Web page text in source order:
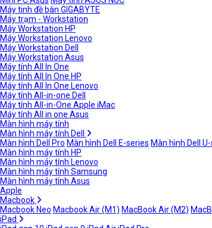
Máy tinh đề bàn GIGABYTE
Máy trạm - Workstation
Máy Workstation HP
Máy Workstation Lenovo
Máy Workstation Dell
Máy Workstation Asus
Máy tính All In One
Máy tính All In One HP
Máy tính All In One Lenovo
Máy tính All-in-one Dell
Máy tính All-in-One Apple iMac
Máy tính All in one Asus
Màn hình máy tính
Màn hình máy tính Dell
Màn hình Dell Pro Màn hình Dell E-series Màn hình Dell
Màn hình máy tính HP
Màn hình máy tính Lenovo
Màn hình máy tính Samsung
Màn hình máy tính Asus
Apple
Macbook
Macbook Neo Macbook Air (M1) MacBook Air (M2)
iPad